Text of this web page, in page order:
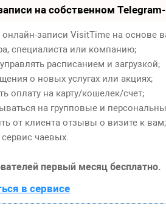
на собственном
онлайн-записи VisitTime на основе
специалиста или компанию;
расписанием и загрузкой;
о новых услугах или акциях;
оплату на карту/кошелек/счет;
на групповые и
от клиента отзывы о визите к вам;
чаевых.
первый месяц бесплатно.
в сервисе